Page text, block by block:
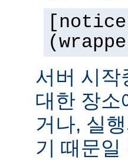
서버 시작
대한 장소
거나, 실
기 때문일